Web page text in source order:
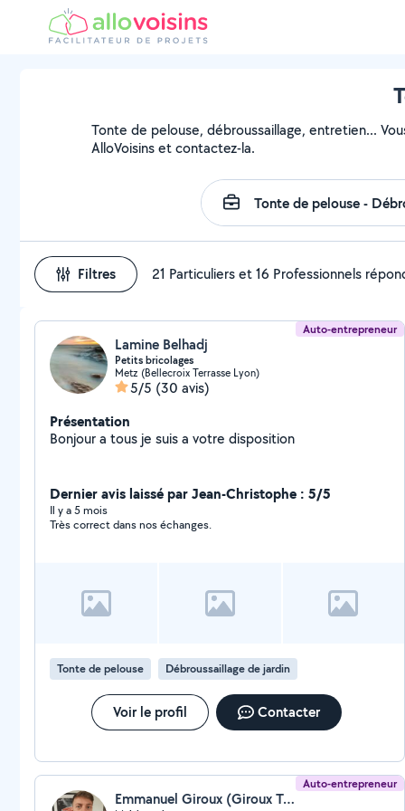
Tonte de pelouse, débroussaillage, entretien...
AlloVoisins et contactez-la.
Filtres 21 Particuliers et 16 Professionnels
Auto-entrepreneur
Lamine Belhadj
Petits bricolages
Metz (Bellecroix Terrasse Lyon)
5/5 (30 avis)
Présentation
Bonjour a tous je suis a votre disposition
Dernier avis laissé par Jean-Christophe : 5/5
Il y a 5 mois
Très correct dans nos échanges.
Tonte de pelouse Débroussaillage de jardin
Voir le profil Contacter
Auto-entrepreneur
Emmanuel Giroux (Giroux Tech Art)